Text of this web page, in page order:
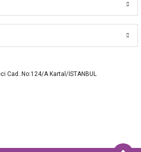
Cad..No:124/A Kartal/İSTANBUL